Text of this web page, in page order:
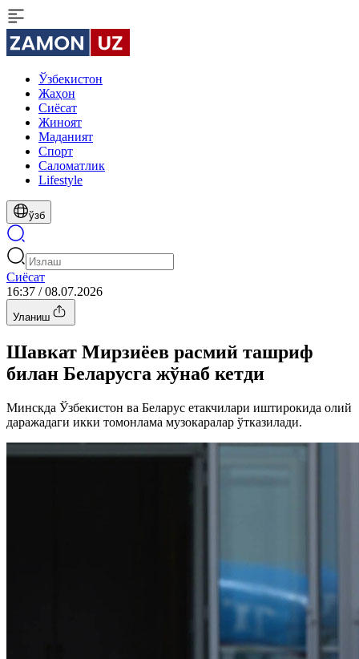
Ўзбекистон
Жаҳон
Сиёсат
Жиноят
Маданият
Спорт
Cаломатлик
Lifestyle
ўзб
Сиёсат
16:37 / 08.07.2026
Уланиш
Шавкат Мирзиёев расмий ташриф
билан Беларусга жўнаб кетди
Минскда Ўзбекистон ва Беларус етакчилари иштирокида олий
даражадаги икки томонлама музокаралар ўтказилади.